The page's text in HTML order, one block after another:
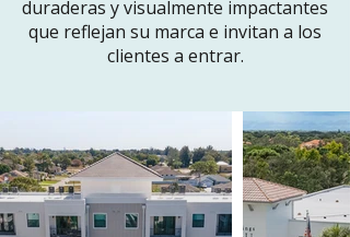
duraderas y visualmente impactantes
que reflejan su marca e invitan a los
clientes a entrar.